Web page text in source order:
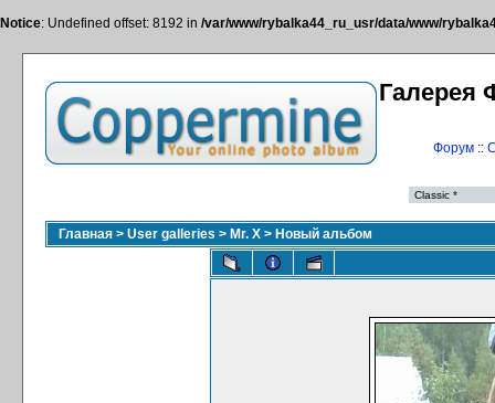
Notice: Undefined offset: 8192 in /var/www/rybalka44_ru_usr/data/www/
Галерея
Форум::
Главная > User galleries > Mr. X > Новый альбом